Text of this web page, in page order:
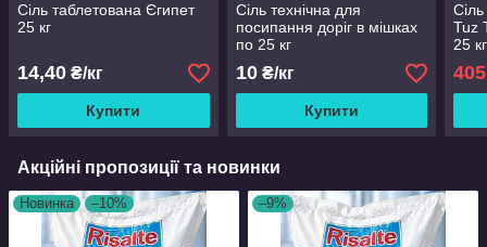
Сіль таблетована Єгипет
25 кг
14,40 ₴/кг
Купити
Сіль технічна для
посипання доріг в мішках
по 25 кг
10₴/кг
Купити
Tuz
25 кг
405
Акційні пропозиції та новинки
Новинка –10% –9%